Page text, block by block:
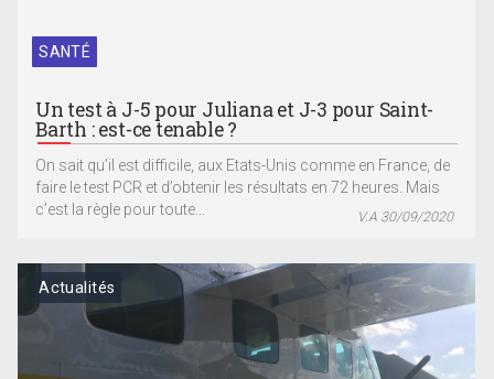
SANTÉ
Un test à J-5 pour Juliana et J-3 pour Saint-
Barth : est-ce tenable ?
On sait qu’il est difficile, aux Etats-Unis comme en France, de
faire le test PCR et d’obtenir les résultats en 72 heures. Mais
c’est la règle pour toute...
V.A 30/09/2020
Actualités